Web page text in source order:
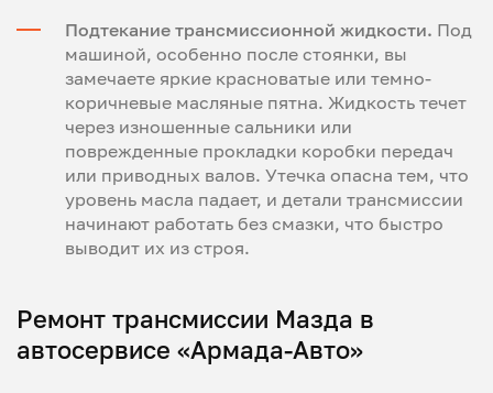
Подтекание трансмиссионной жидкости. Под
машиной, особенно после стоянки, вы
замечаете яркие красноватые или темно-
коричневые масляные пятна. Жидкость течет
через изношенные сальники или
поврежденные прокладки коробки передач
или приводных валов. Утечка опасна тем, что
уровень масла падает, и детали трансмиссии
начинают работать без смазки, что быстро
выводит их из строя.
Ремонт трансмиссии Мазда в
автосервисе «Армада-Авто»